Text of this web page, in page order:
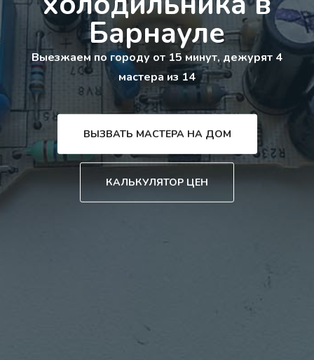
Барнауле
Выезжаем по городу от 15 минут, дежурят 4
мастера из 14
ВЫЗВАТЬ МАСТЕРА НА ДОМ
КАЛЬКУЛЯТОР ЦЕН